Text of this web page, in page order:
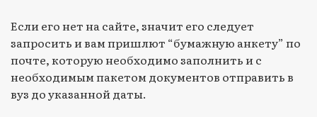
Если его нет на сайте, значит его следует
запросить и вам пришлют “бумажную анкету” по
почте, которую необходимо заполнить и с
необходимым пакетом документов отправить в
вуз до указанной даты.